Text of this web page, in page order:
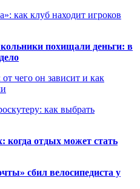
как клуб находит игроков
похищали деньги: в
чего он зависит и как
как выбрать
когда отдых может стать
сбил велосипедиста у